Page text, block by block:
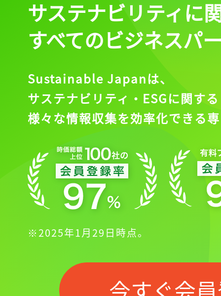
サステナビリティに
すべてのビジネスパ
Sustainable Japanは、
サステナビリティ・ESGに関する
様々な情報収集を効率化できる
※2025年1月29日時点。